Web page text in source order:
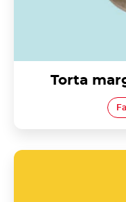
Torta